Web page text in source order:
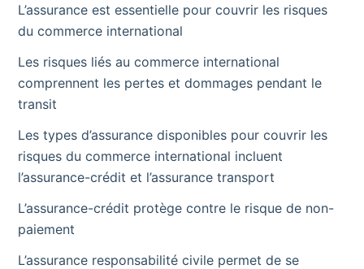
L’assurance est essentielle pour couvrir les risques
du commerce international
Les risques liés au commerce international
comprennent les pertes et dommages pendant le
transit
Les types d’assurance disponibles pour couvrir les
risques du commerce international incluent
l’assurance-crédit et l’assurance transport
L’assurance-crédit protège contre le risque de non-
paiement
L’assurance responsabilité civile permet de se